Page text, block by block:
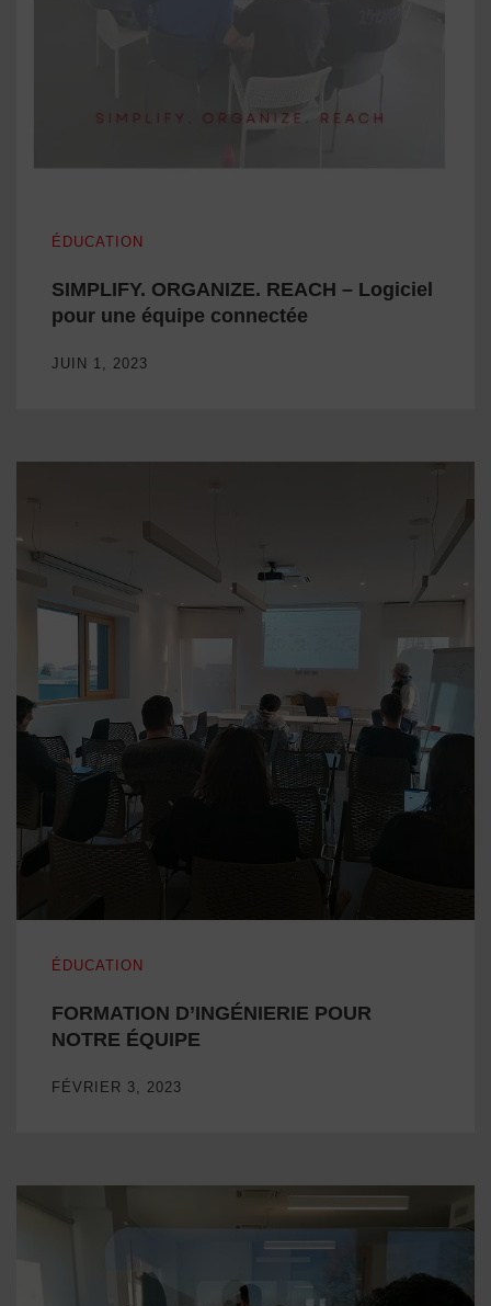
ÉDUCATION
SIMPLIFY. ORGANIZE. REACH – Logiciel
pour une équipe connectée
JUIN 1, 2023
ÉDUCATION
FORMATION D’INGÉNIERIE POUR
NOTRE ÉQUIPE
FÉVRIER 3, 2023